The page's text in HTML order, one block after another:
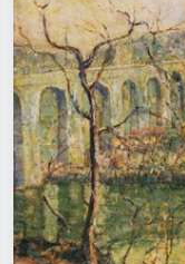
ex. Monet, Nuit
impressionnisme, vague de
nu.